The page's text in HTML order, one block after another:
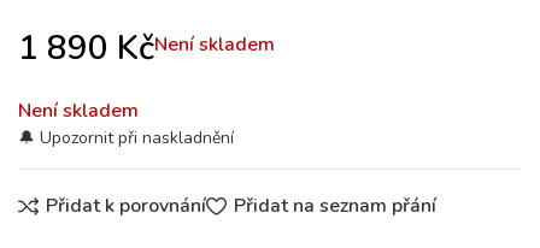
1 890 KčNení skladem
Není skladem
Přidat k porovnání Přidat na seznam přání